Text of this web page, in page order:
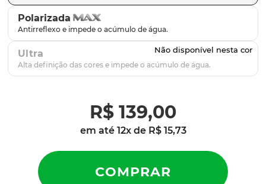
Polarizada
Ultra
R$ 139,00
em até 12x de R$ 15,73